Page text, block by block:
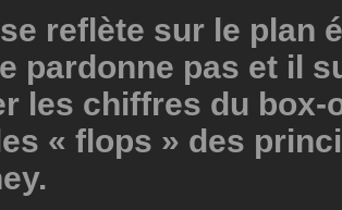
reflète sur le plan
pardonne pas et il
les chiffres du box-
« flops » des